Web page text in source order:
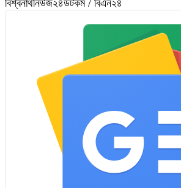
বিশ্বনাথনিউজ২৪ডটকম / বিএন২৪